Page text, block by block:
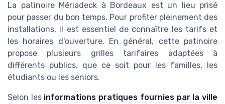
La patinoire Mériadeck à Bordeaux est un lieu prisé
pour passer du bon temps. Pour profiter pleinement des
installations, il est essentiel de connaître les tarifs et
les horaires d'ouverture. En général, cette patinoire
propose plusieurs grilles tarifaires adaptées à
différents publics, que ce soit pour les familles, les
étudiants ou les seniors.
Selon les informations pratiques fournies par la ville